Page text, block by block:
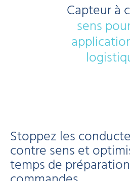
Capteur à
sens
Stoppez les
contre sens et
temps de